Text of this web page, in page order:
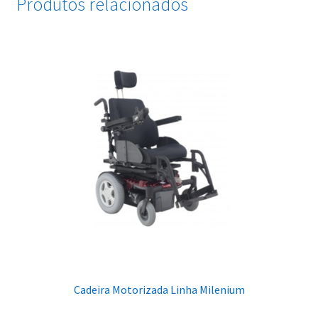
Produtos relacionados
Cadeira Motorizada Linha Milenium